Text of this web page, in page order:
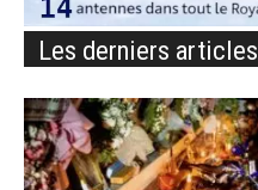
Les derniers articles